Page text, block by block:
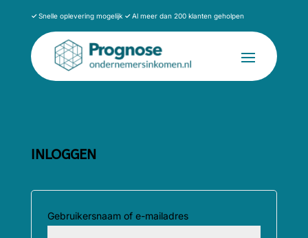
✓Snelle oplevering mogelijk ✓Al meer dan 200 klanten geholpen
INLOGGEN
Gebruikersnaam of e-mailadres